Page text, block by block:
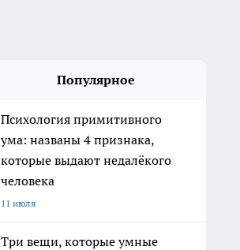
Популярное
Психология примитивного
ума: названы 4 признака,
которые выдают недалёкого
человека
11 июля
Три вещи, которые умные